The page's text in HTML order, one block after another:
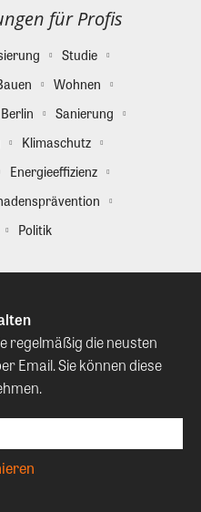
für Profis
Studie
Wohnen
Berlin
Sanierung
Klimaschutz
Energieeffizienz
Politik
regelmäßig die neusten
Email. Sie können diese